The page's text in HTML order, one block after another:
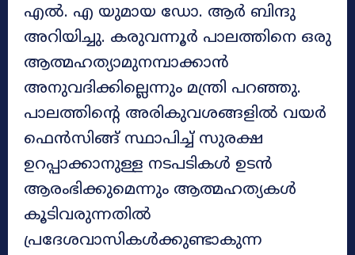
എൽ. എ യുമായ ഡോ. ആർ ബിന്ദു
അറിയിച്ചു. കരുവന്നൂർ പാലത്തിനെ ഒരു
ആത്മഹത്യാമുനമ്പാക്കാൻ
അനുവദിക്കില്ലെന്നും മന്ത്രി പറഞ്ഞു.
പാലത്തിൻ്റെ അരികുവശങ്ങളിൽ വയർ
ഫെൻസിങ്ങ് സ്ഥാപിച്ച് സുരക്ഷ
ഉറപ്പാക്കാനുള്ള നടപടികൾ ഉടൻ
ആരംഭിക്കുമെന്നും ആത്മഹത്യകൾ
കൂടിവരുന്നതിൽ
പ്രദേശവാസികൾക്കുണ്ടാകുന്ന